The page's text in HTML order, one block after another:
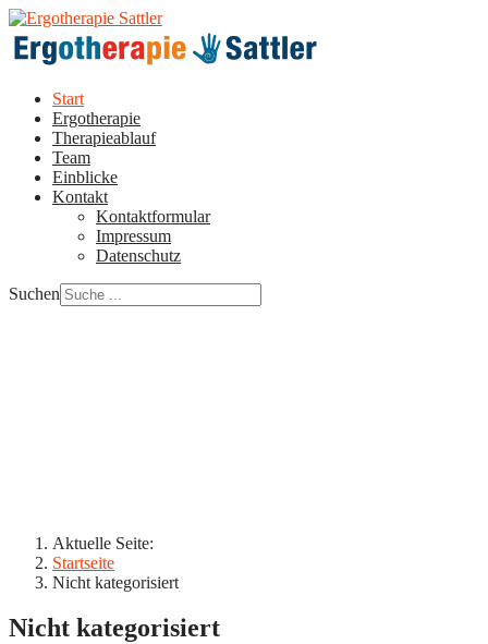
Start
Ergotherapie
Therapieablauf
Team
Einblicke
Kontakt
Kontaktformular
Impressum
Datenschutz
Suchen
Aktuelle Seite:
Startseite
Nicht kategorisiert
Nicht kategorisiert